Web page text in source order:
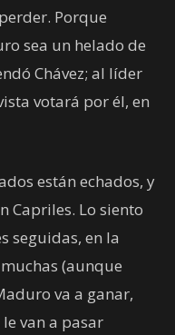
Porque
sea un helado de
Chávez; al líder
votará por él, en
están echados, y
Capriles. Lo siento
seguidas, en la
(aunque
va a ganar,
van a pasar